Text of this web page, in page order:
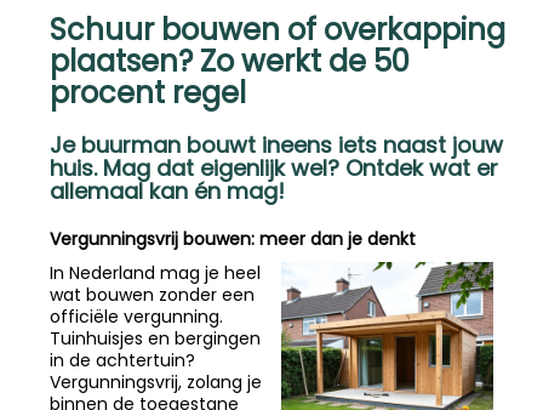
Schuur bouwen of overkapping
plaatsen? Zo werkt de 50
procent regel
Je buurman bouwt ineens iets naast jouw
huis. Mag dat eigenlijk wel? Ontdek wat er
allemaal kan én mag!
Vergunningsvrij bouwen: meer dan je denkt
In Nederland mag je heel
wat bouwen zonder een
officiële vergunning.
Tuinhuisjes en bergingen
in de achtertuin?
Vergunningsvrij, zolang je
binnen de toegestane